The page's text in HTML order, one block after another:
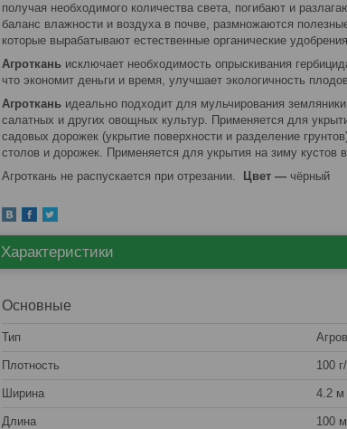
получая необходимого количества света, погибают и
баланс влажности и воздуха в почве, размножаются
которые вырабатывают естественные органические
Агроткань исключает необходимость опрыскивания
что экономит деньги и время, улучшает экологичность
Агроткань идеально подходит для мульчирования
салатных и других овощных культур. Применяется для
садовых дорожек (укрытие поверхности и разделение
столов и дорожек. Применяется для укрытия на зиму кустов
Агроткань не распускается при отрезании.
Цвет — чёрный
Характеристики
Основные
Тип
Плотность 100
Ширина 4.2 м
Длина 100 м